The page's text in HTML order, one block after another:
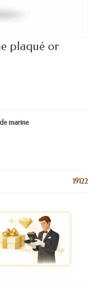
plaqué or
marine
19122